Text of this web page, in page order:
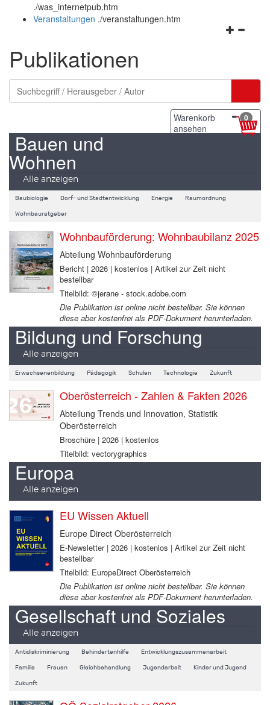
und
schließen
./was_internetpub.htm
Veranstaltungen ./veranstaltungen.htm
Publikationen
Warenkorb
ansehen
0
Bauen und
Wohnen
Alle anzeigen
Baubiologie Dorf- und Stadtentwicklung Energie Raumordnung
Wohnbauratgeber
Wohnbauförderung: Wohnbaubilanz 2025
Abteilung Wohnbauförderung
Bericht | 2026 | kostenlos | Artikel zur Zeit nicht
bestellbar
Titelbild: ©jerane - stock.adobe.com
Die Publikation ist online nicht bestellbar. Sie können
diese aber kostenfrei als PDF-Dokument herunterladen.
Bildung und Forschung
Alle anzeigen
Erwachsenenbildung Pädagogik Schulen Technologie Zukunft
Oberösterreich - Zahlen & Fakten 2026
Abteilung Trends und Innovation, Statistik
Oberösterreich
Broschüre | 2026 | kostenlos
Titelbild: vectorygraphics
Europa
Alle anzeigen
EU Wissen Aktuell
Europe Direct Oberösterreich
E-Newsletter | 2026 | kostenlos | Artikel zur Zeit nicht
bestellbar
Titelbild: EuropeDirect Oberösterreich
Die Publikation ist online nicht bestellbar. Sie können
diese aber kostenfrei als PDF-Dokument herunterladen.
Gesellschaft und Soziales
Alle anzeigen
Antidiskriminierung Behindertenhilfe Entwicklungszusammenarbeit
Familie Frauen Gleichbehandlung Jugendarbeit Kinder und Jugend
Zukunft